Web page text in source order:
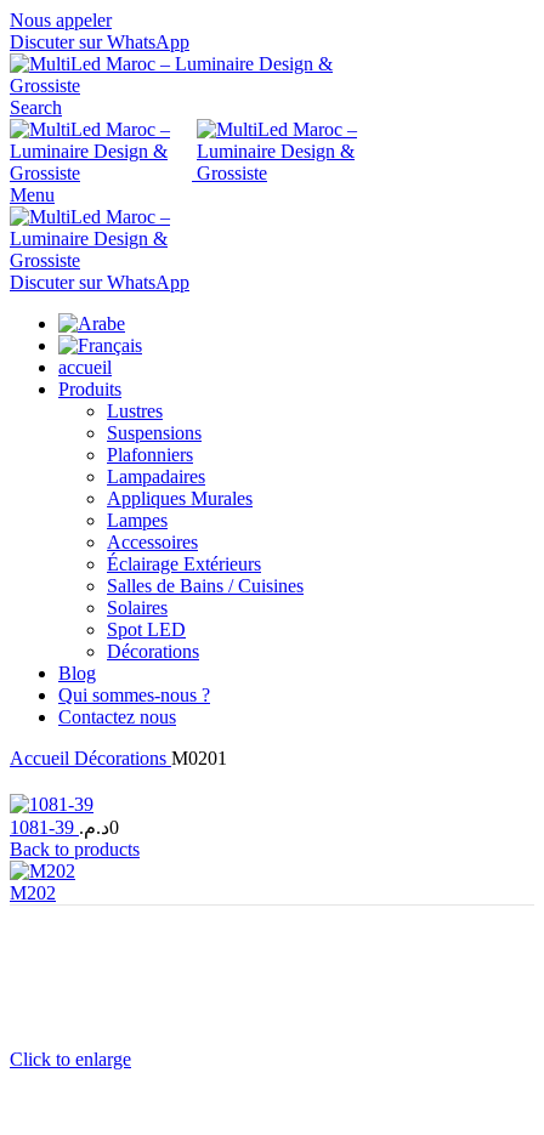
Nous appeler
Discuter sur WhatsApp
Search
Menu
Discuter sur WhatsApp
accueil
Produits
Lustres
Suspensions
Plafonniers
Lampadaires
Appliques Murales
Lampes
Accessoires
Éclairage Extérieurs
Salles de Bains / Cuisines
Solaires
Spot LED
Décorations
Blog
Qui sommes-nous ?
Contactez nous
Accueil Décorations M0201
1081-39 0د.م.
Back to products
M202
Click to enlarge